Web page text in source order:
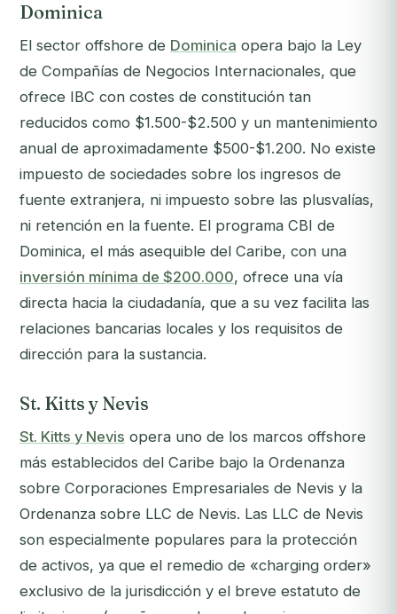
Dominica
El sector offshore de Dominica opera bajo la Ley
de Compañías de Negocios Internacionales, que
ofrece IBC con costes de constitución tan
reducidos como $1.500-$2.500 y un mantenimiento
anual de aproximadamente $500-$1.200. No existe
impuesto de sociedades sobre los ingresos de
fuente extranjera, ni impuesto sobre las plusvalías,
ni retención en la fuente. El programa CBI de
Dominica, el más asequible del Caribe, con una
inversión mínima de $200.000, ofrece una vía
directa hacia la ciudadanía, que a su vez facilita las
relaciones bancarias locales y los requisitos de
dirección para la sustancia.
St. Kitts y Nevis
St. Kitts y Nevis opera uno de los marcos offshore
más establecidos del Caribe bajo la Ordenanza
sobre Corporaciones Empresariales de Nevis y la
Ordenanza sobre LLC de Nevis. Las LLC de Nevis
son especialmente populares para la protección
de activos, ya que el remedio de «charging order»
exclusivo de la jurisdicción y el breve estatuto de